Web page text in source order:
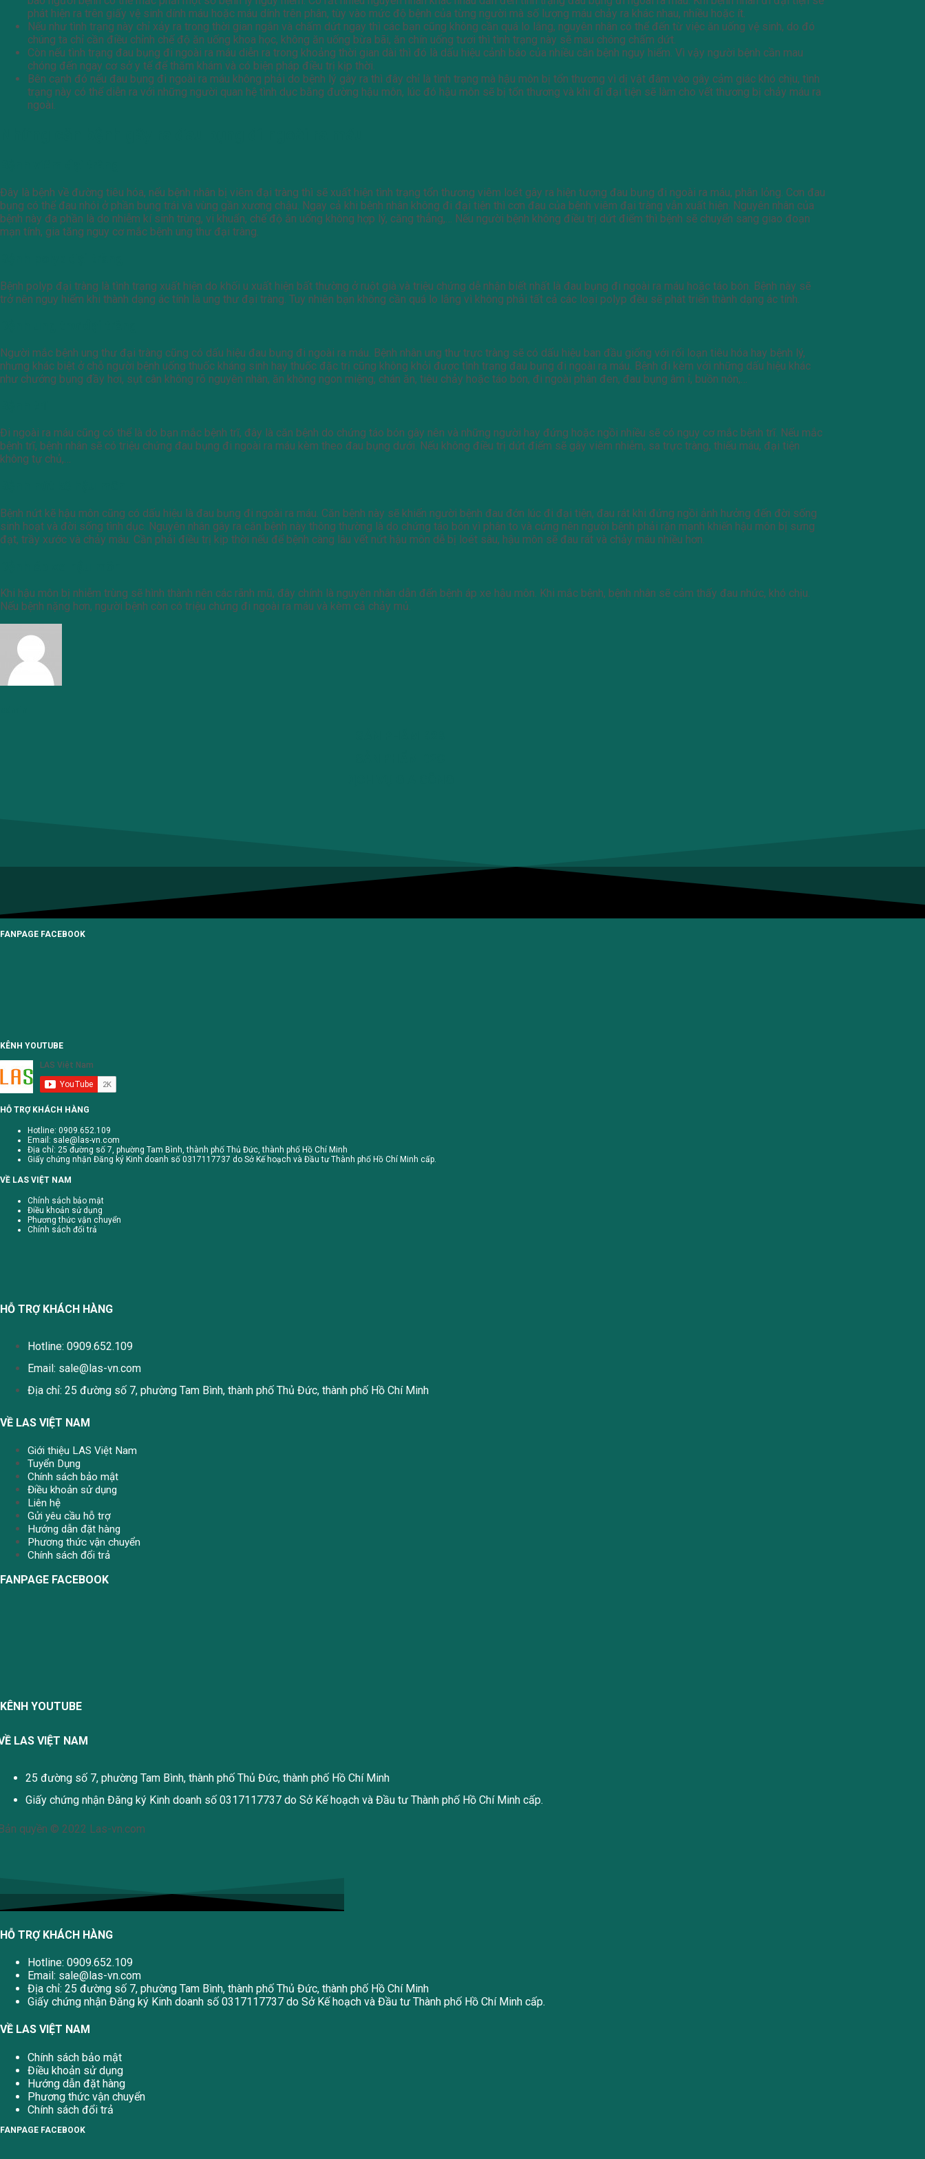
phát hiện ra trên giấy vệ sinh dính máu hoặc máu dính trên phân, tùy vào mức độ bệnh của từng người mà số lượng máu chảy ra khác nhau, nhiều hoặc ít.
Nếu như tình trạng này chỉ xảy ra trong thời gian ngắn và chấm dứt ngay thì các bạn cũng không cần quá lo lắng, nguyên nhân có thể đến từ việc ăn uống vệ sinh, do đó
chúng ta chỉ cần điều chỉnh chế độ ăn uống khoa học, không ăn uống bừa bãi, ăn chín uống tươi thì tình trạng này sẽ mau chóng chấm dứt.
Còn nếu tình trạng đau bụng đi ngoài ra máu diễn ra trong khoảng thời gian dài thì đó là dấu hiệu cảnh báo của nhiều căn bệnh nguy hiểm. Vì vậy người bệnh cần mau
chóng đến ngay cơ sở y tế để thăm khám và có biện pháp điều trị kịp thời.
Bên cạnh đó nếu đau bụng đi ngoài ra máu không phải do bệnh lý gây ra thì đây chỉ là tình trạng mà hậu môn bị tổn thương vì dị vật đâm vào gây cảm giác khó chịu, tình
trạng này có thể diễn ra với những người quan hệ tình dục bằng đường hậu môn, lúc đó hậu môn sẽ bị tổn thương và khi đi đại tiện sẽ làm cho vết thương bị chảy máu ra
ngoài.
Đây là bệnh về đường tiêu hóa, nếu bệnh nhân bị viêm đại tràng thì sẽ xuất hiện tình trạng tổn thương viêm loét gây ra hiện tượng đau bụng đi ngoài ra máu, phân lỏng. Cơn đau
bụng có thể đau nhói ở phần bụng trái và vùng gần xương chậu. Ngay cả khi bệnh nhân không đi đại tiện thì cơn đau của bệnh viêm đại tràng vẫn xuất hiện. Nguyên nhân của
bệnh này đa phần là do nhiễm kí sinh trùng, vi khuẩn, chế độ ăn uống không hợp lý, căng thẳng,… Nếu người bệnh không điều trị dứt điểm thì bệnh sẽ chuyển sang giao đoạn
mạn tính, gia tăng nguy cơ mắc bệnh ung thư đại tràng.
Bệnh polyp đại tràng là tình trạng xuất hiện do khối u xuất hiện bất thường ở ruột già và triệu chứng dễ nhận biết nhất là đau bụng đi ngoài ra máu hoặc táo bón. Bệnh này sẽ
trở nên nguy hiểm khi thành dạng ác tính là ung thư đại tràng. Tuy nhiên bạn không cần quá lo lắng vì không phải tất cả các loại polyp đều sẽ phát triển thành dạng ác tính.
Người mắc bệnh ung thư đại tràng cũng có dấu hiệu đau bụng đi ngoài ra máu. Bệnh nhân ung thư trực tràng sẽ có dấu hiệu ban đầu giống với rối loạn tiêu hóa hay bệnh lý,
nhưng khác biệt ở chỗ người bệnh uống thuốc kháng sinh hay thuốc đặc trị cũng không khỏi được tình trạng đau bụng đi ngoài ra máu. Bệnh đi kèm với những dấu hiệu khác
như chướng bụng đầy hơi, sụt cân không rõ nguyên nhân, ăn không ngon miệng, chán ăn, tiêu chảy hoặc táo bón, đi ngoài phân đen, đau bụng âm ỉ, buồn nôn,…
Đi ngoài ra máu cũng có thể là do bạn mắc bệnh trĩ, đây là căn bệnh do chứng táo bón gây nên và những người hay đứng hoặc ngồi nhiều sẽ có nguy cơ mắc bệnh trĩ. Nếu mắc
bệnh trĩ, bệnh nhân sẽ có triệu chứng đau bụng đi ngoài ra máu kèm theo đau bụng dưới. Nếu không điều trị dứt điểm sẽ gây viêm nhiễm, sa trực tràng, thiếu máu, đại tiện
không tự chủ,…
Bệnh nứt kẽ hậu môn cũng có dấu hiệu là đau bụng đi ngoài ra máu. Căn bệnh này sẽ khiến người bệnh đau đớn lúc đi đại tiện, đau rát khi đứng ngồi ảnh hưởng đến đời sống
sinh hoạt và đời sống tình dục. Nguyên nhân gây ra căn bệnh này thông thường là do chứng táo bón vì phân to và cứng nên người bệnh phải rặn mạnh khiến hậu môn bị sưng
đạt, trầy xước và chảy máu. Cần phải điều trị kịp thời nếu để bệnh càng lâu vết nứt hậu môn dễ bị loét sâu, hậu môn sẽ đau rát và chảy máu nhiều hơn.
Khi hậu môn bị nhiễm trùng sẽ hình thành nên các rãnh mũ, đây chính là nguyên nhân dẫn đến bệnh áp xe hậu môn. Khi mắc bệnh, bệnh nhân sẽ cảm thấy đau nhức, khó chịu.
Nếu bệnh nặng hơn, người bệnh còn có triệu chứng đi ngoài ra máu và kèm cả chảy mủ.
FANPAGE FACEBOOK
KÊNH YOUTUBE
HỖ TRỢ KHÁCH HÀNG
Hotline: 0909.652.109
Email: sale@las-vn.com
Địa chỉ: 25 đường số 7, phường Tam Bình, thành phố Thủ Đức, thành phố Hồ Chí Minh
Giấy chứng nhận Đăng ký Kinh doanh số 0317117737 do Sở Kế hoạch và Đầu tư Thành phố Hồ Chí Minh cấp.
VỀ LAS VIỆT NAM
Chính sách bảo mật
Điều khoản sử dụng
Phương thức vận chuyển
Chính sách đổi trả
HỖ TRỢ KHÁCH HÀNG
Hotline: 0909.652.109
Email: sale@las-vn.com
Địa chỉ: 25 đường số 7, phường Tam Bình, thành phố Thủ Đức, thành phố Hồ Chí Minh
VỀ LAS VIỆT NAM
Giới thiệu LAS Việt Nam
Tuyển Dụng
Chính sách bảo mật
Điều khoản sử dụng
Liên hệ
Gửi yêu cầu hỗ trợ
Hướng dẫn đặt hàng
Phương thức vận chuyển
Chính sách đổi trả
FANPAGE FACEBOOK
KÊNH YOUTUBE
LAS VIỆT NAM
25 đường số 7, phường Tam Bình, thành phố Thủ Đức, thành phố Hồ Chí Minh
Giấy chứng nhận Đăng ký Kinh doanh số 0317117737 do Sở Kế hoạch và Đầu tư Thành phố Hồ Chí Minh cấp.
quyền © 2022 Las-vn.com
HỖ TRỢ KHÁCH HÀNG
Hotline: 0909.652.109
Email: sale@las-vn.com
Địa chỉ: 25 đường số 7, phường Tam Bình, thành phố Thủ Đức, thành phố Hồ Chí Minh
Giấy chứng nhận Đăng ký Kinh doanh số 0317117737 do Sở Kế hoạch và Đầu tư Thành phố Hồ Chí Minh cấp.
VỀ LAS VIỆT NAM
Chính sách bảo mật
Điều khoản sử dụng
Hướng dẫn đặt hàng
Phương thức vận chuyển
Chính sách đổi trả
FANPAGE FACEBOOK